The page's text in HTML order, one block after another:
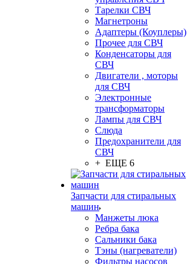
Тарелки СВЧ
Магнетроны
Адаптеры (Коуплеры)
Прочее для СВЧ
Конденсаторы для
СВЧ
Двигатели , моторы
для СВЧ
Электронные
трансформаторы
Лампы для СВЧ
Слюда
Предохранители для
СВЧ
+ ЕЩЕ 6
Запчасти для стиральных
машин
Манжеты люка
Ребра бака
Сальники бака
Тэны (нагреватели)
Фильтры насосов